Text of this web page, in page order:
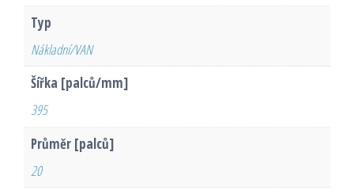
Typ
Nákladní/VAN
Šířka [palců/mm]
395
Průměr [palců]
20